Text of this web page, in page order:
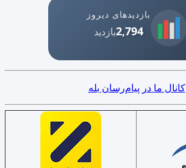
بازدیدهای دیروز
2,794بازدید
کانال ما در پیام‌رسان بله